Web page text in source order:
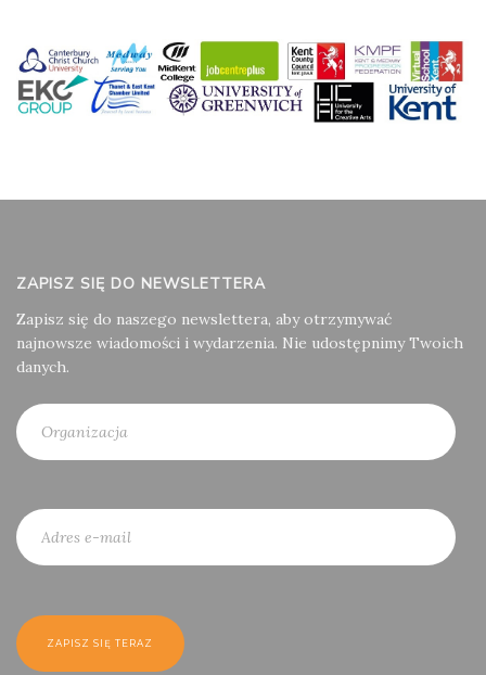
ZAPISZ SIĘ DO NEWSLETTERA
Zapisz się do naszego newslettera, aby otrzymywać
najnowsze wiadomości i wydarzenia. Nie udostępnimy Twoich
danych.